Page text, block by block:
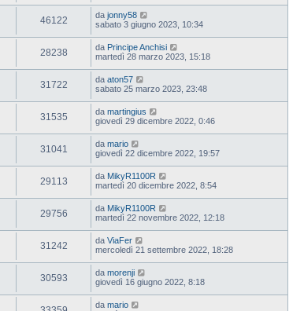
46122 da jonny58
sabato 3 giugno 2023, 10:34
28238 da Principe Anchisi
martedì 28 marzo 2023, 15:18
31722 da aton57
sabato 25 marzo 2023, 23:48
31535 da martingius
giovedì 29 dicembre 2022, 0:46
31041 da mario
giovedì 22 dicembre 2022, 19:57
29113 da MikyR1100R
martedì 20 dicembre 2022, 8:54
29756 da MikyR1100R
martedì 22 novembre 2022, 12:18
31242 da ViaFer
mercoledì 21 settembre 2022, 18:28
30593 da morenji
giovedì 16 giugno 2022, 8:18
da mario